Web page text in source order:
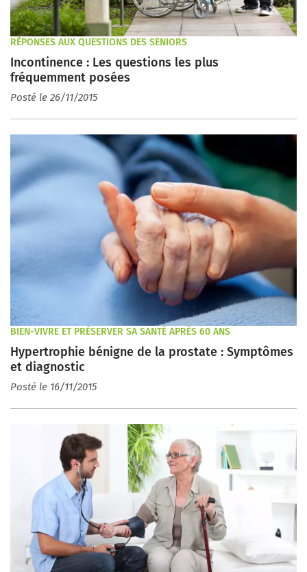
RÉPONSES AUX QUESTIONS DES SENIORS
Incontinence : Les questions les plus
fréquemment posées
Posté le 26/11/2015
BIEN-VIVRE ET PRÉSERVER SA SANTÉ APRÈS 60 ANS
Hypertrophie bénigne de la prostate : Symptômes
et diagnostic
Posté le 16/11/2015